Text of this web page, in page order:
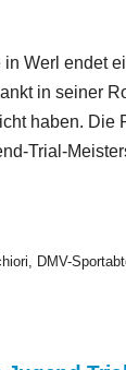
in Werl endet
in seiner
haben. Die
Trial-
DMV-